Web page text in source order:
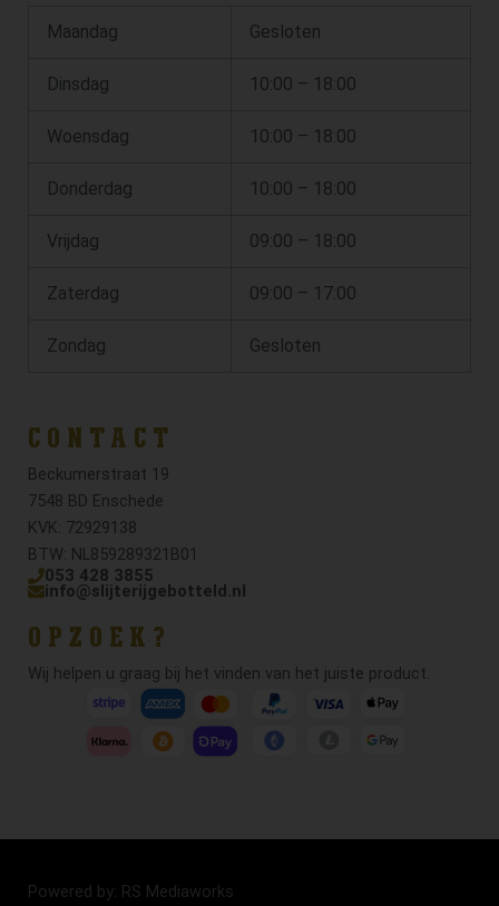
Maandag Gesloten
Dinsdag 10:00 – 18:00
Woensdag 10:00 – 18:00
Donderdag 10:00 – 18:00
Vrijdag 09:00 – 18:00
Zaterdag 09:00 – 17:00
Zondag Gesloten
CONTACT
Beckumerstraat 19
7548 BD Enschede
KVK: 72929138
BTW: NL859289321B01
053 428 3855
info@slijterijgebotteld.nl
OPZOEK?
Wij helpen u graag bij het vinden van het juiste product.
Powered by: RS Mediaworks